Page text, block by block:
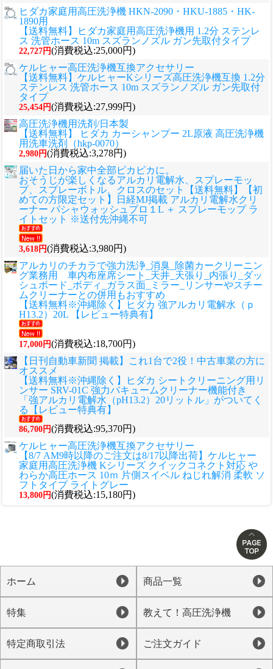
ヒダカ家庭用高圧洗浄機 HKN-2090・HKU-1885・HK-
1890用
【送料無料】ヒダカ家庭用高圧洗浄機用 1.2分 ステンレ
ス 洗管ホース 10m スズランノズル ガン先取付タイプ
22,727円(消費税込:25,000円)
ケルヒャー高圧洗浄機互換アクセサリー
【送料無料】ケルヒャーKシリーズ高圧洗浄機互換 1.2分
ステンレス 洗管ホース 10m スズランノズル ガン先取付
タイプ
25,454円(消費税込:27,999円)
高圧洗浄機用洗剤/日本製
【送料無料】 ヒダカ カーシャンプー 2L原液 高圧洗浄機
用洗車洗剤（hkp-0070）
2,980円(消費税込:3,278円)
届いた日から家中全部ピカピカに。
おそうじが楽しくなるアルカリ電解水、スプレーモッ
プ、スプレーボトル、クロスのセット
【送料無料】【初
めての方限定セット】日経MJ掲載 アルカリ電解水クリ
ーナー パシャウォッシュプロ１L ＋ スプレーモップ ラ
イトセット ※送付先沖縄不可
3,618円(消費税込:3,980円)
アルカリのチカラで強力洗浄_消臭_除菌カークリーニン
グ業務用 車内布座席シート_天井_天張り_内張り_ダッ
シュボード_ボディ_ガラス面_ミラー_リンサーやスチー
ムクリーナーとの併用もおすすめ
【送料無料※沖縄除く】ヒダカ 強アルカリ電解水（ｐ
H13.2）20L 【レビュー特典有】
17,000円(消費税込:18,700円)
【日刊自動車新聞 掲載】これ1台で2役！中古車業の方に
オススメ
【送料無料※沖縄除く】ヒダカ シートクリーニング用リ
ンサー SRV-01C 強力バキュームクリーナー機能付き
「強アルカリ電解水（pH13.2）20リットル」がついてく
る【レビュー特典有】
86,700円(消費税込:95,370円)
ケルヒャー高圧洗浄機互換アクセサリー
【8/7 AM9時以降のご注文は8/17以降出荷】ケルヒャー
家庭用高圧洗浄機 Kシリーズ クイックコネクト対応 や
わらか高圧ホース 10ｍ 片側スイベル ねじれ解消 柔軟 ソ
フトタイプ ライトグレー
13,800円(消費税込:15,180円)
ホーム 商品一覧
特集 教えて！高圧洗浄機
特定商取引法 ご注文ガイド